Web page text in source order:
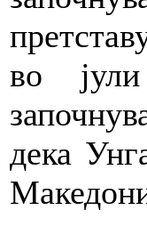
во
дека